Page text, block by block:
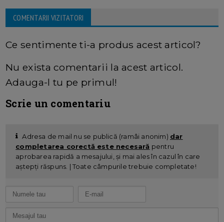
COMENTARII VIZITATORI
Ce sentimente ti-a produs acest articol?
Nu exista comentarii la acest articol.
Adauga-l tu pe primul!
Scrie un comentariu
Adresa de mail nu se publică (ramâi anonim) dar
completarea corectă este necesară pentru
aprobarea rapidă a mesajului, și mai ales în cazul în care
aștepți răspuns. | Toate câmpurile trebuie completate!